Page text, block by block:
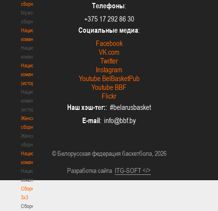
сборные
Мужские
сборные
Национальная
команда
Национальная
команда
Национальная
команда
(история)
Национальная
команда
(история)
Женские
сборные
Женские
сборные
Национальная
команда
Национальная
команда
Сборные
3х3
Сборные
Телефоны:
+375 17 292 86 30
Социальные медиа:
Facebook
VK.com
Twitter
Instagram
Youtube BelBasketPub
Youtube BBF
Flickr
Наш хэш-тег:: #belarusbasket
E-mail:
© Белорусская федерация баскетбола, 2026
Разработка сайта ITG-SOFT </>